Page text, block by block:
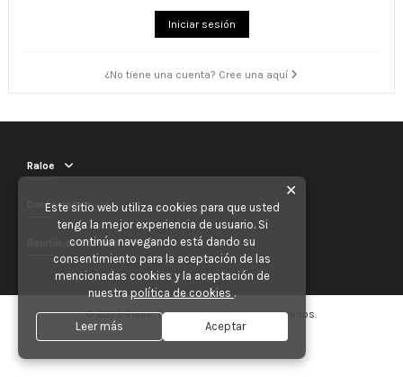
Iniciar sesión
¿No tiene una cuenta? Cree una aquí
Raloe
Contáctenos
Boletín de noticias
© 2025 Raloe. Todos los derechos reservados.
✕
Este sitio web utiliza cookies para que usted
tenga la mejor experiencia de usuario. Si
continúa navegando está dando su
consentimiento para la aceptación de las
mencionadas cookies y la aceptación de
nuestra política de cookies .
Leer más Aceptar